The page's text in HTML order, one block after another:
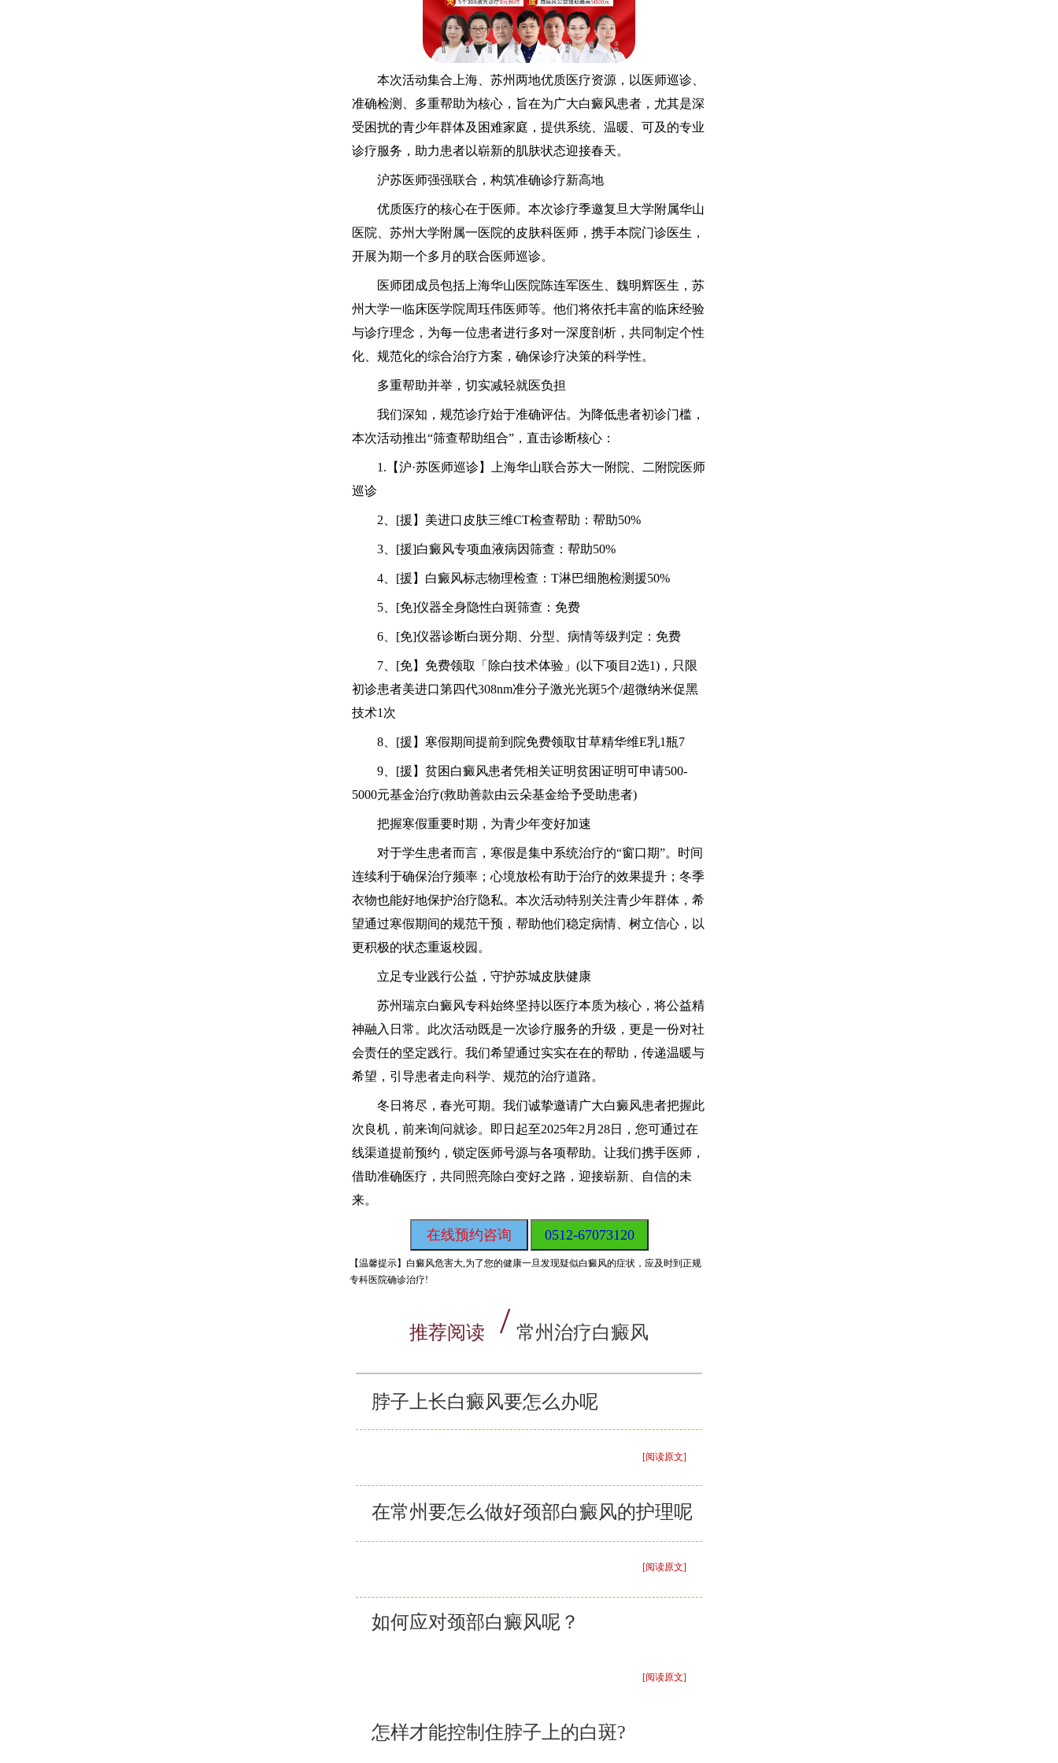
本次活动集合上海、苏州两地优质医疗资源，以医师巡诊、
准确检测、多重帮助为核心，旨在为广大白癜风患者，尤其是深
受困扰的青少年群体及困难家庭，提供系统、温暖、可及的专业
诊疗服务，助力患者以崭新的肌肤状态迎接春天。
沪苏医师强强联合，构筑准确诊疗新高地
优质医疗的核心在于医师。本次诊疗季邀复旦大学附属华山
医院、苏州大学附属一医院的皮肤科医师，携手本院门诊医生，
开展为期一个多月的联合医师巡诊。
医师团成员包括上海华山医院陈连军医生、魏明辉医生，苏
州大学一临床医学院周珏伟医师等。他们将依托丰富的临床经验
与诊疗理念，为每一位患者进行多对一深度剖析，共同制定个性
化、规范化的综合治疗方案，确保诊疗决策的科学性。
多重帮助并举，切实减轻就医负担
我们深知，规范诊疗始于准确评估。为降低患者初诊门槛，
本次活动推出“筛查帮助组合”，直击诊断核心：
1.【沪·苏医师巡诊】上海华山联合苏大一附院、二附院医师
巡诊
2、[援】美进口皮肤三维CT检查帮助：帮助50%
3、[援]白癜风专项血液病因筛查：帮助50%
4、[援】白癜风标志物理检查：T淋巴细胞检测援50%
5、[免]仪器全身隐性白斑筛查：免费
6、[免]仪器诊断白斑分期、分型、病情等级判定：免费
7、[免】免费领取「除白技术体验」(以下项目2选1)，只限
初诊患者美进口第四代308nm准分子激光光斑5个/超微纳米促黑
技术1次
8、[援】寒假期间提前到院免费领取甘草精华维E乳1瓶7
9、[援】贫困白癜风患者凭相关证明贫困证明可申请500-
5000元基金治疗(救助善款由云朵基金给予受助患者)
把握寒假重要时期，为青少年变好加速
对于学生患者而言，寒假是集中系统治疗的“窗口期”。时间
连续利于确保治疗频率；心境放松有助于治疗的效果提升；冬季
衣物也能好地保护治疗隐私。本次活动特别关注青少年群体，希
望通过寒假期间的规范干预，帮助他们稳定病情、树立信心，以
更积极的状态重返校园。
立足专业践行公益，守护苏城皮肤健康
苏州瑞京白癜风专科始终坚持以医疗本质为核心，将公益精
神融入日常。此次活动既是一次诊疗服务的升级，更是一份对社
会责任的坚定践行。我们希望通过实实在在的帮助，传递温暖与
希望，引导患者走向科学、规范的治疗道路。
冬日将尽，春光可期。我们诚挚邀请广大白癜风患者把握此
次良机，前来询问就诊。即日起至2025年2月28日，您可通过在
线渠道提前预约，锁定医师号源与各项帮助。让我们携手医师，
借助准确医疗，共同照亮除白变好之路，迎接崭新、自信的未
来。
在线预约咨询 0512-67073120
【温馨提示】 白癜风危害大,为了您的健康一旦发现疑似白癜风的症状，应及时到正规
专科医院确诊治疗!
推荐阅读 常州治疗白癜风
脖子上长白癜风要怎么办呢
[阅读原文]
在常州要怎么做好颈部白癜风的护理呢
[阅读原文]
如何应对颈部白癜风呢？
[阅读原文]
怎样才能控制住脖子上的白斑?